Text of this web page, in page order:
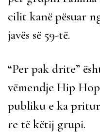
cilit kanë pësuar
javës së 59-të.
“Per pak drite”
vëmendje Hip
publiku e ka
re të këtij grupi.